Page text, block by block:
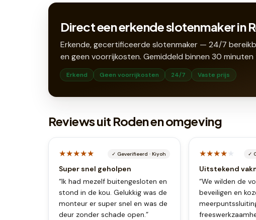
Direct een erkende slotenmaker in
Erkende, gecertificeerde slotenmaker — 24/7
en geen voorrijkosten. Gemiddeld binnen 30 minuten
Erkend Geen voorrijkosten 24/7 Vaste prijs
Reviews uit Roden en omgeving
★★★★★ ✓ Geverifieerd · Kiyoh
Super snel geholpen
“Ik had mezelf buitengesloten en
stond in de kou. Gelukkig was de
monteur er super snel en was de
deur zonder schade open.”
★★★★★ ✓
Uitstekend
“We wilden de
beveiligen en